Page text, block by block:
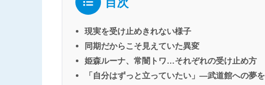
現実を受け止めきれない様子
同期だからこそ見えていた異変
姫森ルーナ、常闇トワ…それぞれの受け止め方
「自分はずっと立っていたい」―武道館への夢